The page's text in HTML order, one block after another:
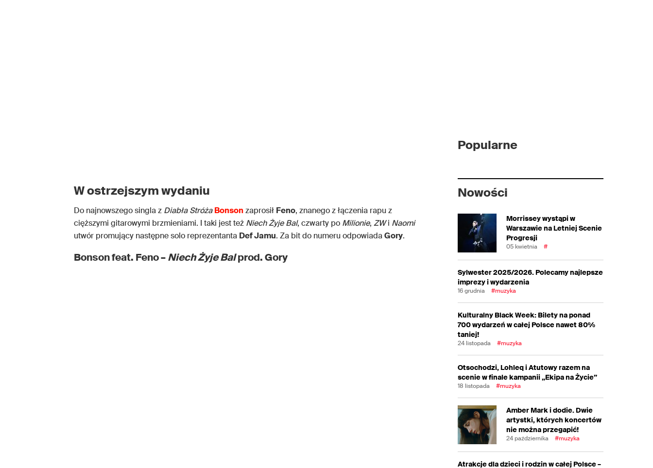
W ostrzejszym wydaniu
Do najnowszego singla z Diabła StróżaBonsonzaprosił Feno, znanego z łączenia rapu z
cięższymi gitarowymi brzmieniami. I taki jest też Niech Żyje Bal, czwarty po Milionie, ZWi Naomi
utwór promujący następne solo reprezentanta Def Jamu. Za bit do numeru odpowiadaGory.
Bonson feat. Feno –Niech Żyje Balprod. Gory
Popularne
Nowości
Morrissey wystąpi w
Warszawie na Letniej Scenie
Progresji
05 kwietnia #
Sylwester 2025/2026. Polecamy najlepsze
imprezy i wydarzenia
16 grudnia #muzyka
Kulturalny Black Week: Bilety na ponad
700 wydarzeń w całej Polsce nawet 80%
taniej!
24 listopada #muzyka
Otsochodzi, Lohleq i Atutowy razem na
scenie w finale kampanii „Ekipa na Życie”
18 listopada #muzyka
Amber Mark i dodie. Dwie
artystki, których koncertów
nie można przegapić!
24 października #muzyka
Atrakcje dla dzieci i rodzin w całej Polsce –